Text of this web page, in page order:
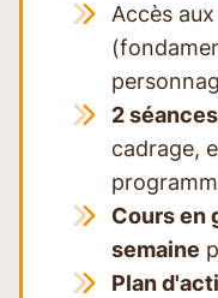
Accès aux
2
cadrage,
Cours en
semaine
Plan